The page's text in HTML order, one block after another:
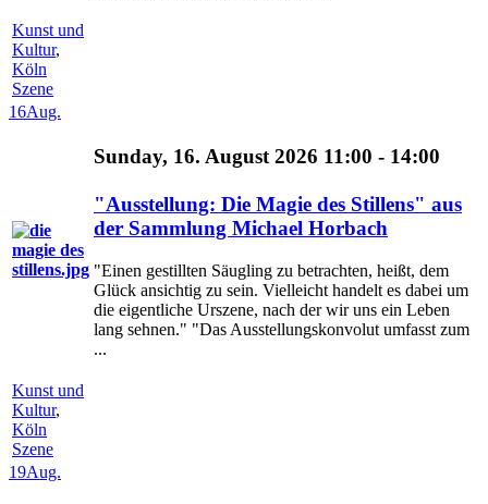
Kunst und
Kultur,
Köln
Szene
16Aug.
Sunday, 16. August 2026 11:00 - 14:00
"Ausstellung: Die Magie des Stillens" aus
der Sammlung Michael Horbach
"Einen gestillten Säugling zu betrachten, heißt, dem
Glück ansichtig zu sein. Vielleicht handelt es dabei um
die eigentliche Urszene, nach der wir uns ein Leben
lang sehnen." "Das Ausstellungskonvolut umfasst zum
...
Kunst und
Kultur,
Köln
Szene
19Aug.